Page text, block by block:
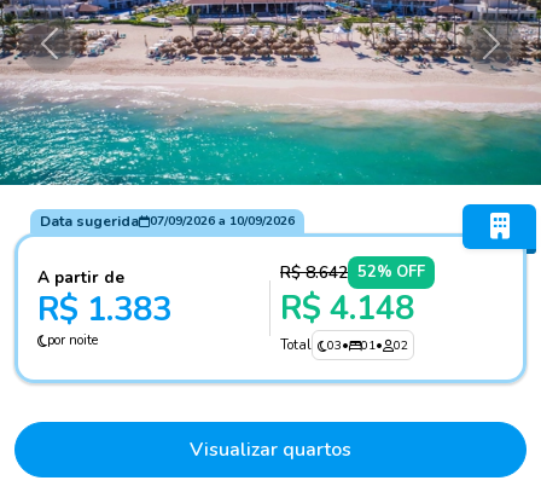
Anterior
Data sugerida 07/09/2026a 10/09/2026
A partir de
R$ 1.383
por noite
R$ 8.642 52% OFF
R$ 4.148
Total 03• 01• 02
Visualizar quartos